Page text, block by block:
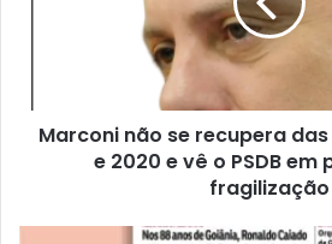
Marconi não se recupera
e 2020 e vê o PSDB em
fragilização